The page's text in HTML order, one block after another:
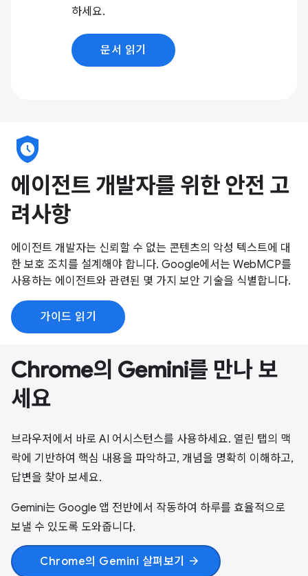
하세요.
문서 읽기
safety_check
에이전트 개발자를 위한 안전 고
려사항
에이전트 개발자는 신뢰할 수 없는 콘텐츠의 악성 텍스트에 대
한 보호 조치를 설계해야 합니다. Google에서는 WebMCP를
사용하는 에이전트와 관련된 몇 가지 보안 기술을 식별합니다.
가이드 읽기
Chrome의 Gemini를 만나 보
세요
브라우저에서 바로 AI 어시스턴스를 사용하세요. 열린 탭의 맥
락에 기반하여 핵심 내용을 파악하고, 개념을 명확히 이해하고,
답변을 찾아 보세요.
Gemini는 Google 앱 전반에서 작동하여 하루를 효율적으로
보낼 수 있도록 도와줍니다.
Chrome의 Gemini 살펴보기 arrow_forward